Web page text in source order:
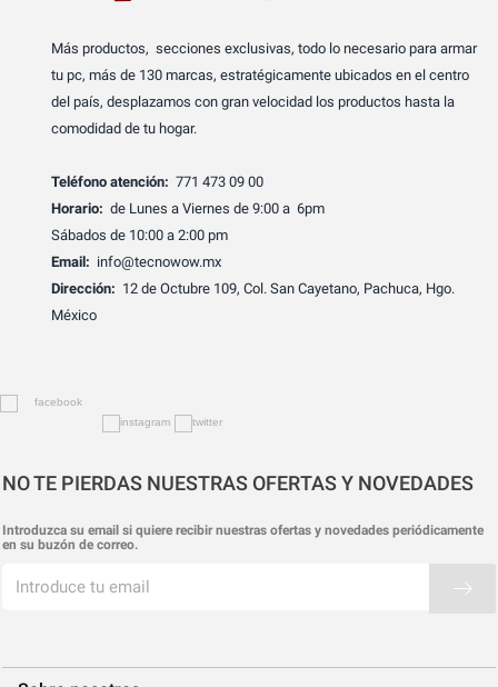
Más productos, secciones exclusivas, todo lo necesario para armar
tu pc, más de 130 marcas, estratégicamente ubicados en el centro
del país, desplazamos con gran velocidad los productos hasta la
comodidad de tu hogar.
Teléfono atención: 771 473 09 00
Horario: de Lunes a Viernes de 9:00 a 6pm
Sábados de 10:00 a 2:00 pm
Email: info@tecnowow.mx
Dirección: 12 de Octubre 109, Col. San Cayetano, Pachuca, Hgo.
México
NO TE PIERDAS NUESTRAS OFERTAS Y NOVEDADES
Introduzca su email si quiere recibir nuestras ofertas y novedades periódicamente
en su buzón de correo.